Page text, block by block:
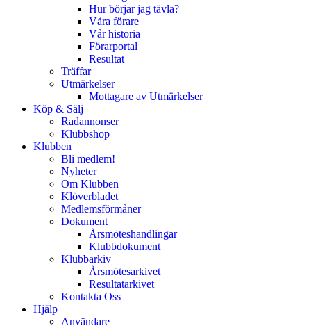
Hur börjar jag tävla?
Våra förare
Vår historia
Förarportal
Resultat
Träffar
Utmärkelser
Mottagare av Utmärkelser
Köp & Sälj
Radannonser
Klubbshop
Klubben
Bli medlem!
Nyheter
Om Klubben
Klöverbladet
Medlemsförmåner
Dokument
Årsmöteshandlingar
Klubbdokument
Klubbarkiv
Årsmötesarkivet
Resultatarkivet
Kontakta Oss
Hjälp
Användare